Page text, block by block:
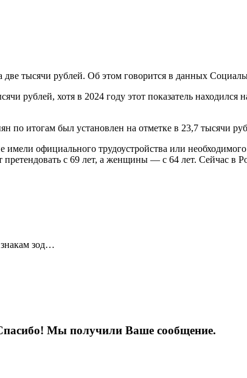
тысячи рублей. Об этом говорится в данных
рублей, хотя в 2024 году этот показатель находился
по итогам был установлен на отметке в 23,7 тысячи
официального трудоустройства или
с 69 лет, а женщины — с 64 лет. Сейчас в
зод…
Мы получили Ваше сообщение.